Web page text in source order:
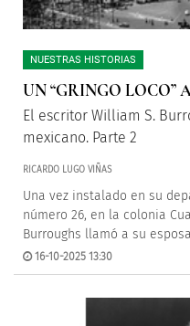
NUESTRAS HISTORIAS
UN “GRINGO LOCO”
El escritor William S.
mexicano. Parte 2
RICARDO LUGO VIÑAS
Una vez instalado en su
número 26, en la colonia
Burroughs llamó a su
16-10-2025 13:30